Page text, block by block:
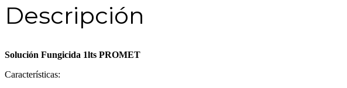
Descripción
Solución Fungicida 1lts PROMET
Características: